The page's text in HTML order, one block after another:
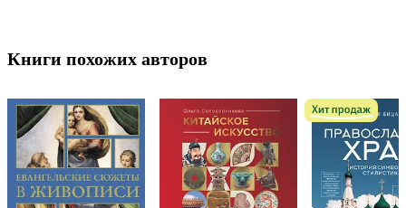
Книги похожих авторов